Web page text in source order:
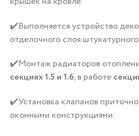
✔️Выполняется устройство
отделочного слоя
✔️Монтаж радиаторов
секциях 1.5 и 1.6, в работе
✔️Установка клапанов
оконными конструкциями: